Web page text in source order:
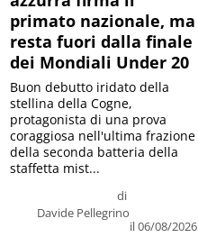
primato nazionale, ma
resta fuori dalla finale
dei Mondiali Under 20
di
Davide Pellegrino
il 06/08/2026
Buon debutto iridato della
stellina della Cogne,
protagonista di una prova
coraggiosa nell'ultima frazione
della seconda batteria della
staffetta mist...